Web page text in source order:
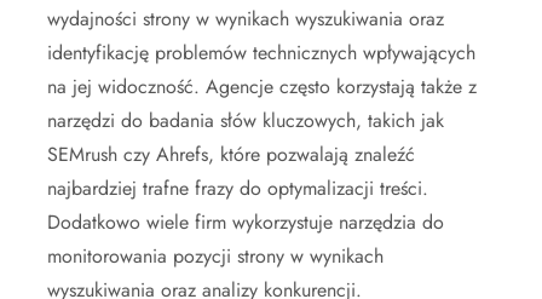
wydajności strony w wynikach wyszukiwania oraz
identyfikację problemów technicznych wpływających
na jej widoczność. Agencje często korzystają także z
narzędzi do badania słów kluczowych, takich jak
SEMrush czy Ahrefs, które pozwalają znaleźć
najbardziej trafne frazy do optymalizacji treści.
Dodatkowo wiele firm wykorzystuje narzędzia do
monitorowania pozycji strony w wynikach
wyszukiwania oraz analizy konkurencji.